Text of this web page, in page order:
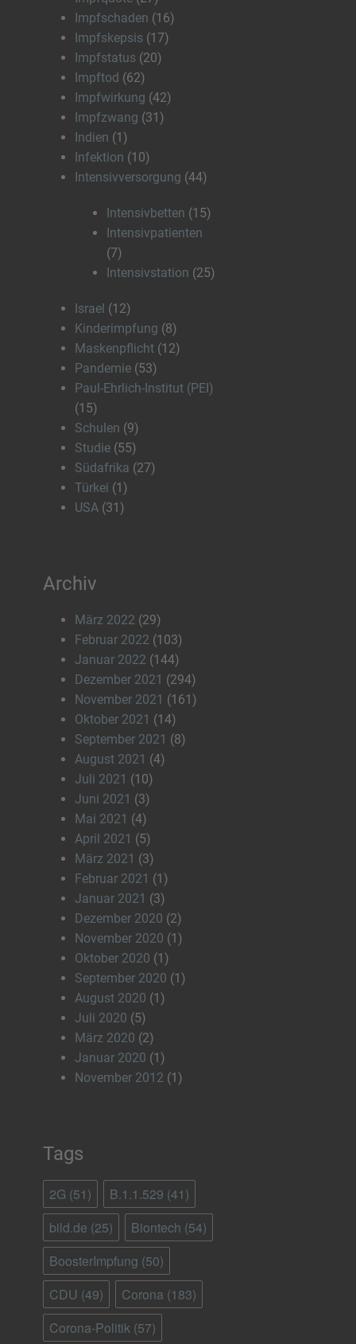
Impfschaden (16)
Impfskepsis (17)
Impfstatus (20)
Impftod (62)
Impfwirkung (42)
Impfzwang (31)
Indien (1)
Infektion (10)
Intensivversorgung (44)
Intensivbetten (15)
Intensivpatienten
(7)
Intensivstation (25)
Israel (12)
Kinderimpfung (8)
Maskenpflicht (12)
Pandemie (53)
Paul-Ehrlich-Institut (PEI)
(15)
Schulen (9)
Studie (55)
Südafrika (27)
Türkei (1)
USA (31)
Archiv
März 2022 (29)
Februar 2022 (103)
Januar 2022 (144)
Dezember 2021 (294)
November 2021 (161)
Oktober 2021 (14)
September 2021 (8)
August 2021 (4)
Juli 2021 (10)
Juni 2021 (3)
Mai 2021 (4)
April 2021 (5)
März 2021 (3)
Februar 2021 (1)
Januar 2021 (3)
Dezember 2020 (2)
November 2020 (1)
Oktober 2020 (1)
September 2020 (1)
August 2020 (1)
Juli 2020 (5)
März 2020 (2)
Januar 2020 (1)
November 2012 (1)
Tags
2G (51) B.1.1.529 (41)
bild.de (25) Biontech (54)
BoosterImpfung (50)
CDU (49) Corona (183)
Corona-Politik (57)